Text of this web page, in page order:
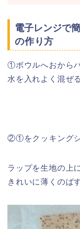
電子レンジで
の作り方
①ボウルへおから
水を入れよく混ぜる
②①をクッキングシ
ラップを生地の上
きれいに薄くのば